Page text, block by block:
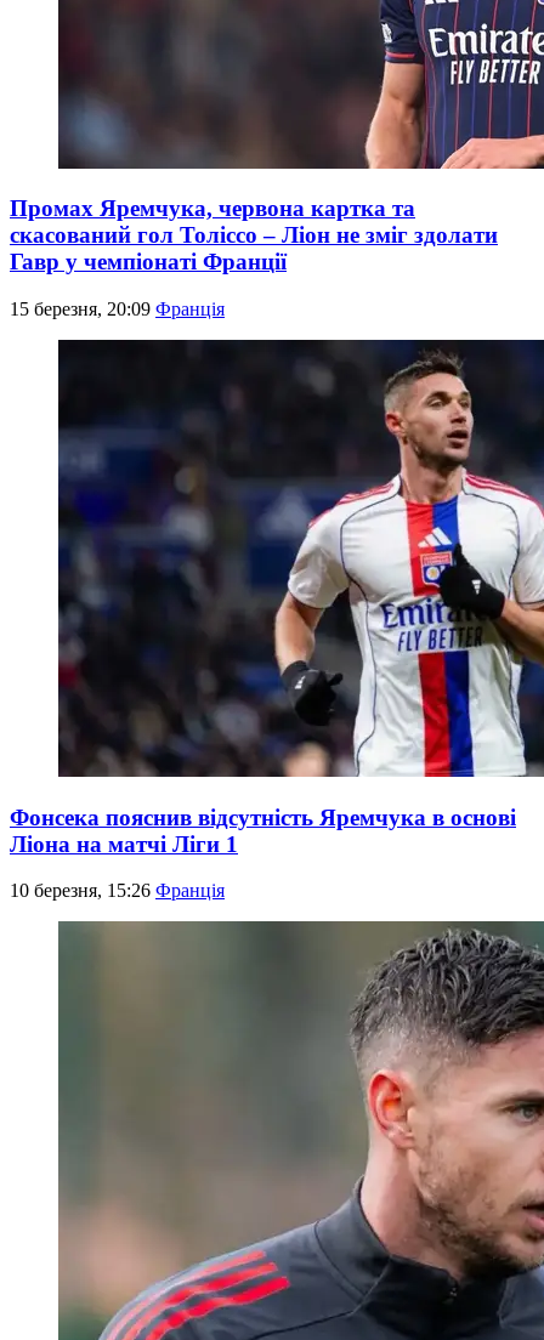
Промах Яремчука, червона картка та
скасований гол Толіссо – Ліон не зміг здолати
Гавр у чемпіонаті Франції
15 березня, 20:09 Франція
Фонсека пояснив відсутність Яремчука в основі
Ліона на матчі Ліги 1
10 березня, 15:26 Франція